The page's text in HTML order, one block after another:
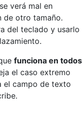
verá mal en
de otro tamaño.
del teclado y usarlo
funciona en todos
el caso extremo
el campo de texto